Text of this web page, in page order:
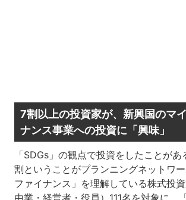
7割以上の投資家が、新興国のマ
ナンス事業への投資に「興味」
「SDGs」の観点で投資をしたことが
割ということがプランニングネットワ
ファイナンス」を理解している株式投
由業・経営者・役員）111名を対象に、